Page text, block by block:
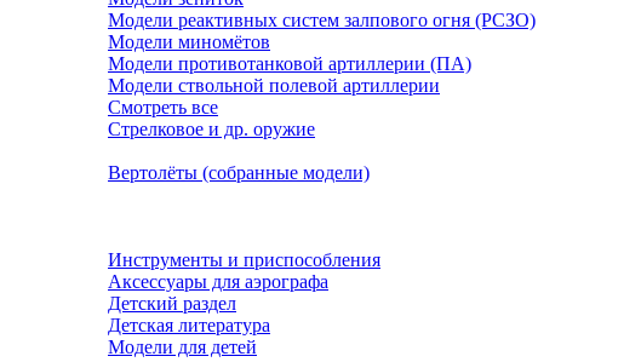
Модели реактивных систем залпового огня (РСЗО)
Модели миномётов
Модели противотанковой артиллерии (ПА)
Модели ствольной полевой артиллерии
Смотреть все
Стрелковое и др. оружие
Вертолёты (собранные модели)
Инструменты и приспособления
Аксессуары для аэрографа
Детский раздел
Детская литература
Модели для детей